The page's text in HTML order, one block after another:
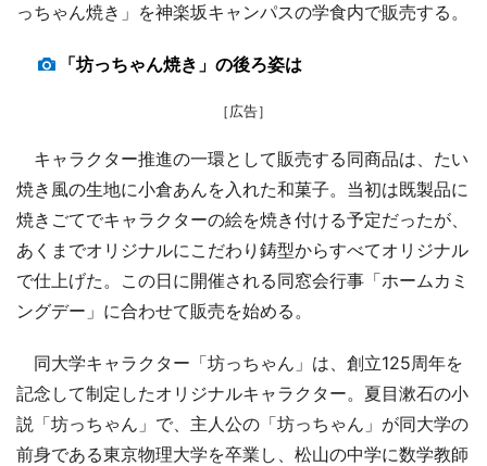
っちゃん焼き」を神楽坂キャンパスの学食内で販売する。
「坊っちゃん焼き」の後ろ姿は
［広告］
キャラクター推進の一環として販売する同商品は、たい
焼き風の生地に小倉あんを入れた和菓子。当初は既製品に
焼きごてでキャラクターの絵を焼き付ける予定だったが、
あくまでオリジナルにこだわり鋳型からすべてオリジナル
で仕上げた。この日に開催される同窓会行事「ホームカミ
ングデー」に合わせて販売を始める。
同大学キャラクター「坊っちゃん」は、創立125周年を
記念して制定したオリジナルキャラクター。夏目漱石の小
説「坊っちゃん」で、主人公の「坊っちゃん」が同大学の
前身である東京物理大学を卒業し、松山の中学に数学教師